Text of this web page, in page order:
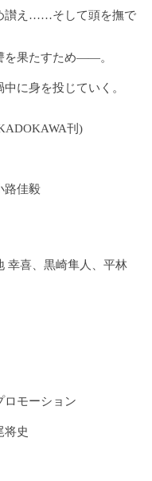
讃え……そして頭を撫で
を果たすため――。
に身を投じていく。
刊)
路佳毅
幸喜、黒崎隼人、平林
ロモーション
将史